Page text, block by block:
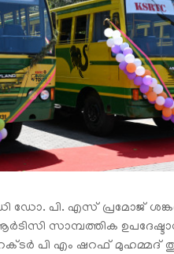
പി. എസ് പ്രമോജ് ശങ്കർ,
സാമ്പത്തിക
പി എം ഷറഫ് മുഹമ്മദ്